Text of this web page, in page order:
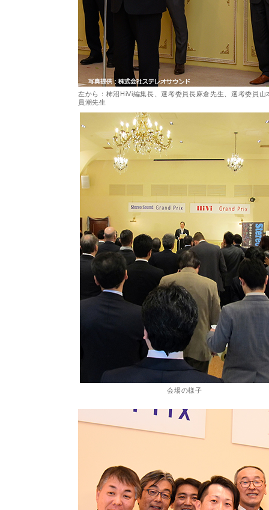
左から：柿沼HiVi編集長、選考委員長麻倉先生、選考委員
員潮先生
会場の様子